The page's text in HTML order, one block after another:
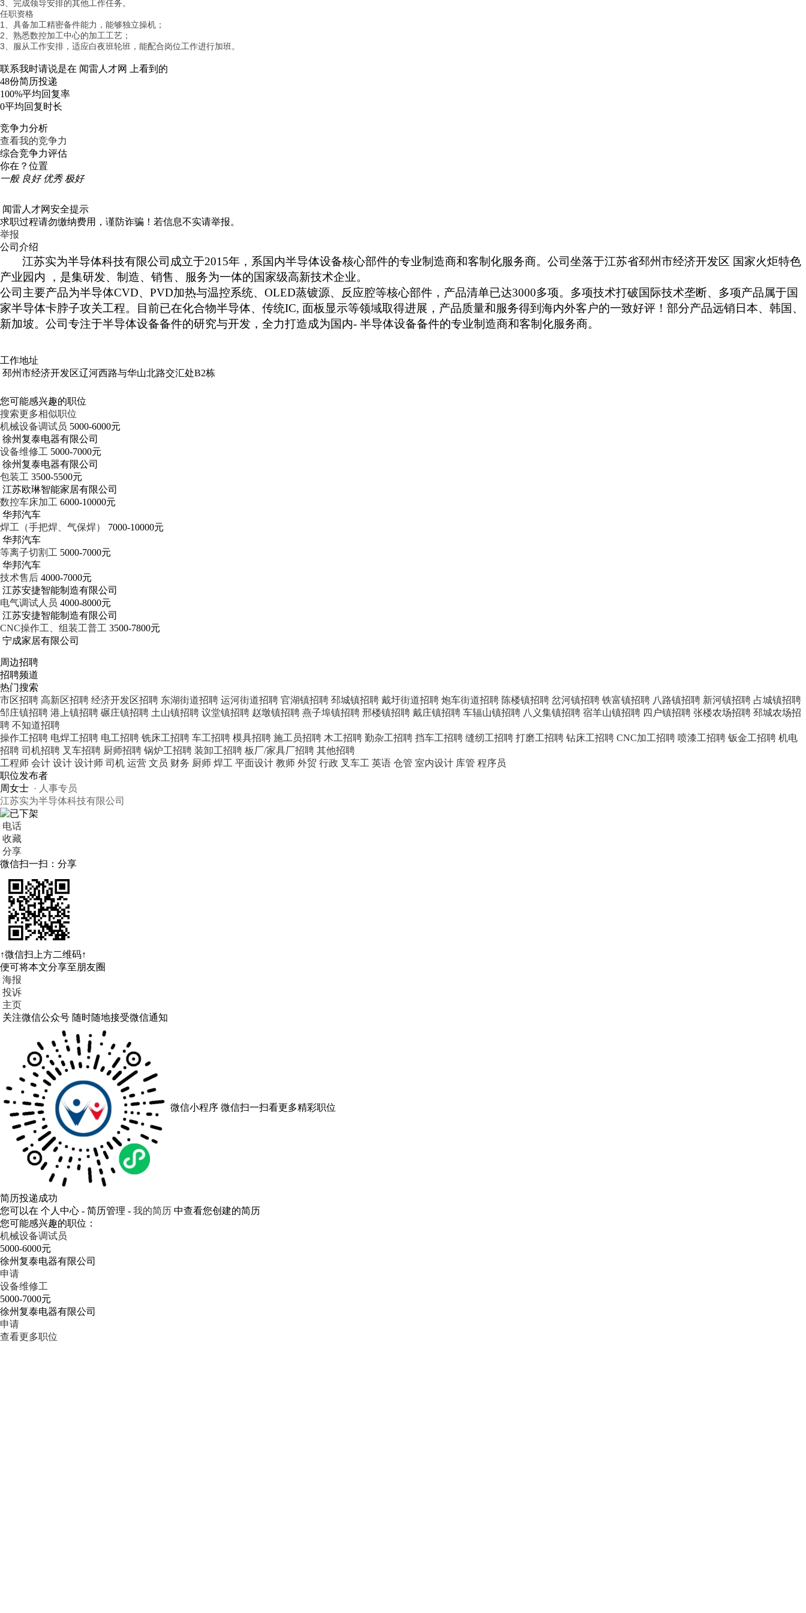
3、完成领导安排的其他工作任务。
任职资格
1、具备加工精密备件能力，能够独立操机；
2、熟悉数控加工中心的加工工艺；
3、服从工作安排，适应白夜班轮班，能配合岗位工作进行加班。
联系我时请说是在 闻雷人才网
上看到的
48份简历投递
100%平均回复率
0平均回复时长
竞争力分析
查看我的竞争力
综合竞争力评估
你在？位置
一般 良好 优秀 极好
闻雷人才网安全提示
求职过程请勿缴纳费用，谨防诈骗！若信息不实请举报。
举报
公司介绍
江苏实为半导体科技有限公司成立于2015年，系国内半导体设备核心部件的专业制造商和客制化服务商。公司坐落于江苏省邳州市经济开发区 国家火炬特色
产业园内 ，是集研发、制造、销售、服务为一体的国家级高新技术企业。
公司主要产品为半导体CVD、PVD加热与温控系统、OLED蒸镀源、反应腔等核心部件，产品清单已达3000多项。多项技术打破国际技术垄断、多项产品属于国
家半导体卡脖子攻关工程。目前已在化合物半导体、传统IC, 面板显示等领域取得进展，产品质量和服务得到海内外客户的一致好评！部分产品远销日本、韩国、
新加坡。公司专注于半导体设备备件的研究与开发，全力打造成为国内- 半导体设备备件的专业制造商和客制化服务商。
工作地址
邳州市经济开发区辽河西路与华山北路交汇处B2栋
您可能感兴趣的职位
搜索更多相似职位
机械设备调试员 5000-6000元
徐州复泰电器有限公司
设备维修工 5000-7000元
徐州复泰电器有限公司
包装工 3500-5500元
江苏欧琳智能家居有限公司
数控车床加工 6000-10000元
华邦汽车
焊工（手把焊、气保焊）
7000-10000元
华邦汽车
等离子切割工 5000-7000元
华邦汽车
技术售后 4000-7000元
江苏安捷智能制造有限公司
电气调试人员 4000-8000元
江苏安捷智能制造有限公司
CNC操作工、组装工普工 3500-7800元
宁成家居有限公司
周边招聘
招聘频道
热门搜索
市区招聘 高新区招聘 经济开发区招聘 东湖街道招聘 运河街道招聘 官湖镇招聘 邳城镇招聘 戴圩街道招聘 炮车街道招聘 陈楼镇招聘 岔河镇招聘 铁富镇招聘 八路镇招聘 新河镇招聘 占城镇招聘
邹庄镇招聘 港上镇招聘 碾庄镇招聘 土山镇招聘 议堂镇招聘 赵墩镇招聘 燕子埠镇招聘 邢楼镇招聘 戴庄镇招聘 车辐山镇招聘 八义集镇招聘 宿羊山镇招聘 四户镇招聘 张楼农场招聘 邳城农场招
聘 不知道招聘
操作工招聘 电焊工招聘 电工招聘 铣床工招聘 车工招聘 模具招聘 施工员招聘 木工招聘 勤杂工招聘 挡车工招聘 缝纫工招聘 打磨工招聘 钻床工招聘 CNC加工招聘 喷漆工招聘 钣金工招聘 机电
招聘 司机招聘 叉车招聘 厨师招聘 锅炉工招聘 装卸工招聘 板厂/家具厂招聘 其他招聘
工程师 会计 设计 设计师 司机 运营 文员 财务 厨师 焊工 平面设计 教师 外贸 行政 叉车工 英语 仓管 室内设计 库管 程序员
职位发布者
周女士 · 人事专员
江苏实为半导体科技有限公司
电话
收藏
分享
微信扫一扫：分享
↑微信扫上方二维码↑
便可将本文分享至朋友圈
海报
投诉
主页
关注微信公众号 随时随地接受微信通知
微信小程序 微信扫一扫看更多精彩职位
简历投递成功
您可以在 个人中心 - 简历管理 - 我的简历 中查看您创建的简历
您可能感兴趣的职位：
机械设备调试员
5000-6000元
徐州复泰电器有限公司
申请
设备维修工
5000-7000元
徐州复泰电器有限公司
申请
查看更多职位